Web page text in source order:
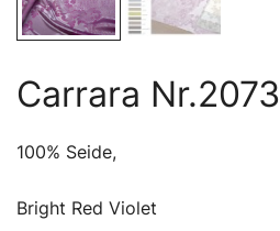
Carrara Nr.2073
100% Seide,
Bright Red Violet